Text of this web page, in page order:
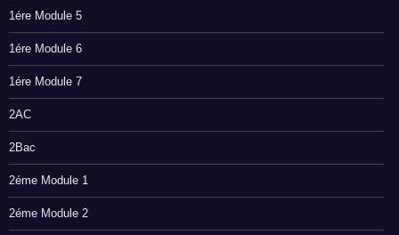
1ére Module 5
1ére Module 6
1ére Module 7
2AC
2Bac
2éme Module 1
2éme Module 2